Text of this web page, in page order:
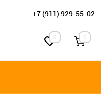
+7 (911) 929-55-02
0 0